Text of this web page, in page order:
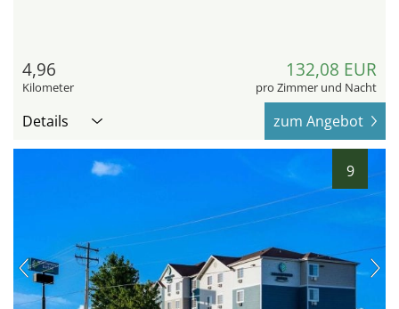
4,96
Kilometer
132,08 EUR
pro Zimmer und Nacht
Details zum Angebot
9